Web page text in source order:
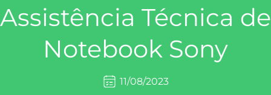
Assistência Técnica de
Notebook Sony
11/08/2023